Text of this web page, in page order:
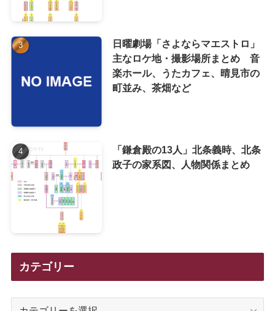
日曜劇場「さよならマエストロ」
主なロケ地・撮影場所まとめ 音
楽ホール、うたカフェ、晴見市の
町並み、茶畑など
「鎌倉殿の13人」北条義時、北条
政子の家系図、人物関係まとめ
カテゴリー